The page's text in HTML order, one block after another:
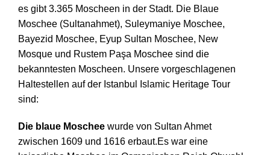
es gibt 3.365 Moscheen in der Stadt. Die Blaue
Moschee (Sultanahmet), Suleymaniye Moschee,
Bayezid Moschee, Eyup Sultan Moschee, New
Mosque und Rustem Paşa Moschee sind die
bekanntesten Moscheen. Unsere vorgeschlagenen
Haltestellen auf der Istanbul Islamic Heritage Tour
sind:
Die blaue Moschee wurde von Sultan Ahmet
zwischen 1609 und 1616 erbaut.Es war eine